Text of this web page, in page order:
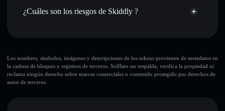
SKDY
¿Cuáles son los riesgos de Skiddly ?
sola cartera
Skiddly
Los nombres, símbolos, imágenes y descripciones de los tokens provienen de metadatos en
la cadena de bloques y registros de terceros. Solflare no respalda, verifica la propiedad ni
reclama ningún derecho sobre marcas comerciales o contenido protegido por derechos de
autor de terceros.